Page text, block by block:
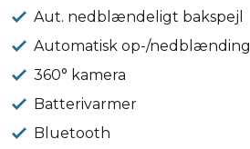
Aut. nedblændeligt bakspejl
Automatisk op-/nedblænding
360° kamera
Batterivarmer
Bluetooth